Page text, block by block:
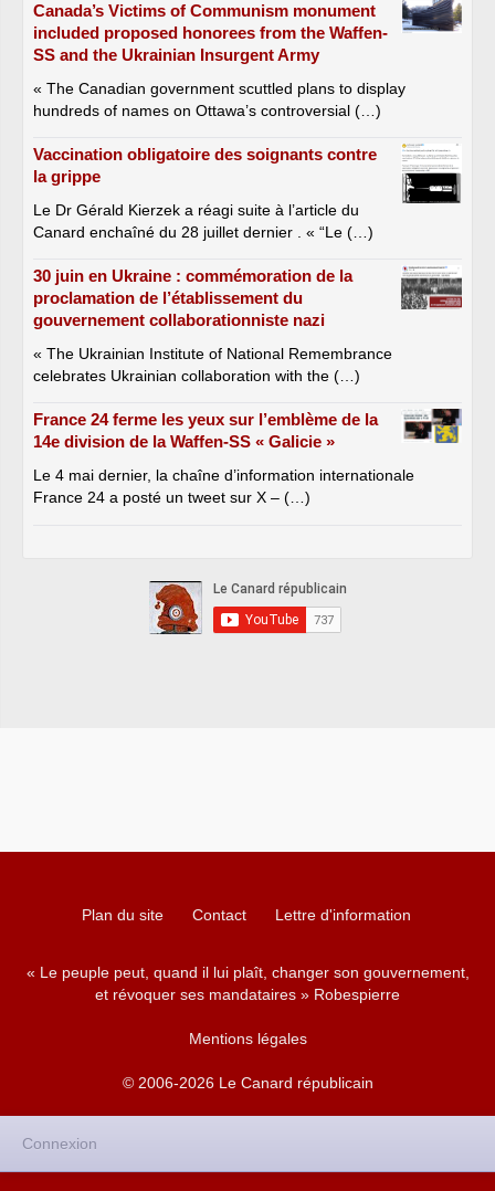
Canada’s Victims of Communism monument
included proposed honorees from the Waffen-
SS and the Ukrainian Insurgent Army
« The Canadian government scuttled plans to display
hundreds of names on Ottawa’s controversial (…)
Vaccination obligatoire des soignants contre
la grippe
Le Dr Gérald Kierzek a réagi suite à l’article du
Canard enchaîné du 28 juillet dernier . « “Le (…)
30 juin en Ukraine : commémoration de la
proclamation de l’établissement du
gouvernement collaborationniste nazi
« The Ukrainian Institute of National Remembrance
celebrates Ukrainian collaboration with the (…)
France 24 ferme les yeux sur l’emblème de la
14e division de la Waffen-SS « Galicie »
Le 4 mai dernier, la chaîne d’information internationale
France 24 a posté un tweet sur X – (…)
Plan du site Contact Lettre d'information
« Le peuple peut, quand il lui plaît, changer son gouvernement,
et révoquer ses mandataires » Robespierre
Mentions légales
© 2006-2026 Le Canard républicain
Connexion